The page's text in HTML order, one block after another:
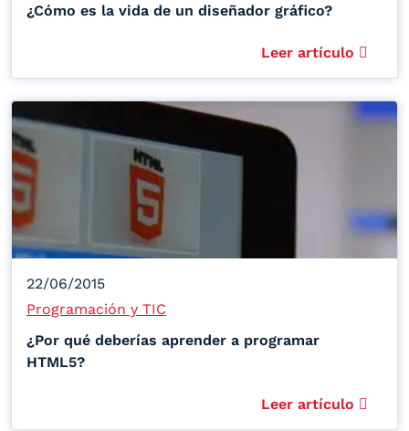
¿Cómo es la vida de un diseñador gráfico?
Leer artículo
22/06/2015
Programación y TIC
¿Por qué deberías aprender a programar
HTML5?
Leer artículo